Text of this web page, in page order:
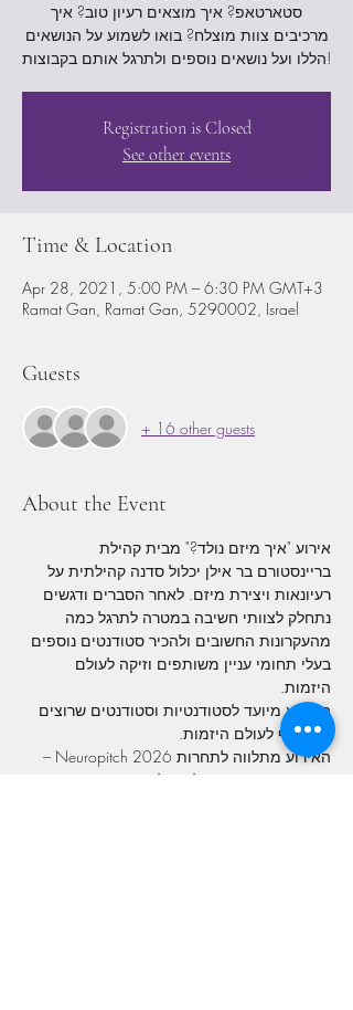
סטארטאפ? איך מוצאים רעיון טוב? איך
מרכיבים צוות מוצלח? בואו לשמוע על הנושאים
הללו ועל נושאים נוספים ולתרגל אותם בקבוצות!
Registration is Closed
See other events
Time & Location
Apr 28, 2021, 5:00 PM – 6:30 PM GMT+3
Ramat Gan, Ramat Gan, 5290002, Israel
Guests
+ 16 other guests
About the Event
אירוע "איך מיזם נולד?" מבית קהילת
בריינסטורם בר אילן יכלול סדנה קהילתית על
רעיונאות ויצירת מיזם. לאחר הסברים ודגשים
נתחלק לצוותי חשיבה במטרה לתרגל כמה
מהעקרונות החשובים ולהכיר סטודנטים נוספים
בעלי תחומי עניין משותפים וזיקה לעולם
היזמות.
האירוע מיועד לסטודנטיות וסטודנטים שרוצים
להיחשף לעולם היזמות.
האירוע מתלווה לתחרות Neuropitch 2026 –
אירוע ארצי ומרגש של קהילת בריינסטורם